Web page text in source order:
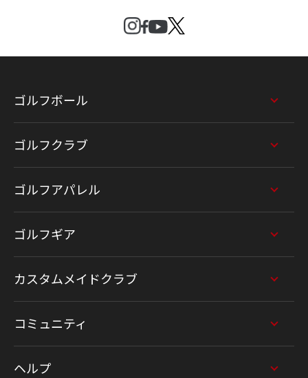
ゴルフボール
ゴルフクラブ
ゴルフアパレル
ゴルフギア
カスタムメイドクラブ
コミュニティ
ヘルプ